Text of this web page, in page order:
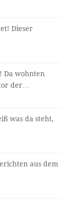
Dieser
Da wohnten
der…
was da steht,
aus dem